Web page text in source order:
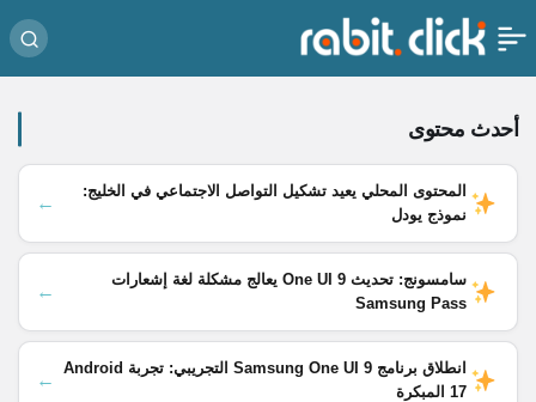
أحدث محتوى
المحتوى المحلي يعيد تشكيل التواصل الاجتماعي في الخليج:
نموذج يودل
←
سامسونج: تحديث One UI 9 يعالج مشكلة لغة إشعارات
Samsung Pass
←
انطلاق برنامج Samsung One UI 9 التجريبي: تجربة Android
17 المبكرة
←